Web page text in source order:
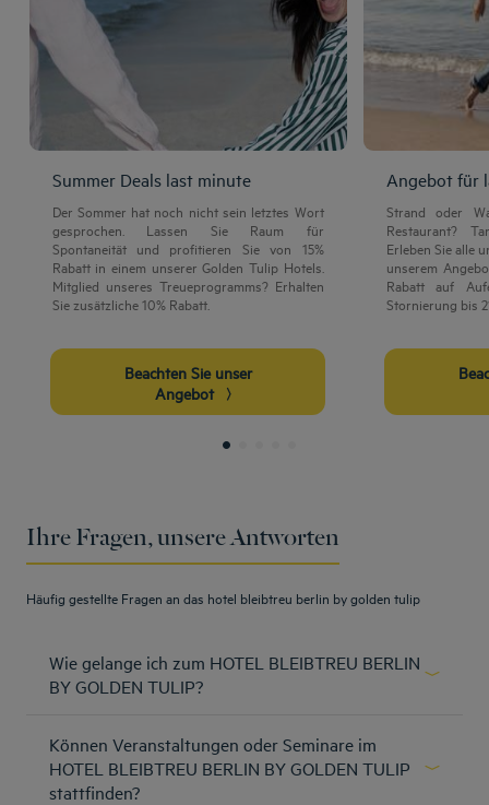
Summer Deals last minute
Der Sommer hat noch nicht sein letztes Wort
gesprochen. Lassen Sie Raum für
Spontaneität und profitieren Sie von 15%
Rabatt in einem unserer Golden Tulip Hotels.
Mitglied unseres Treueprogramms? Erhalten
Sie zusätzliche 10% Rabatt.
Beachten Sie unser
Angebot
Angebot für
Strand oder
Restaurant?
Erleben Sie alle
unserem
Rabatt auf
Stornierung bis
Beachten Sie unser
Ihre Fragen, unsere Antworten
Häufig gestellte Fragen an das hotel bleibtreu berlin by golden tulip
Wie gelange ich zum HOTEL BLEIBTREU BERLIN
BY GOLDEN TULIP?
Richtung Spandau, S7 Richtung Potsdam Hauptbahnhof,
S5 Richtung Westkreuz bis S-Bahnhof Savignyplatz •
direkt in die Bleibtreustraße • nach ca. 500 m liegt das
Können Veranstaltungen oder Seminare im
HOTEL BLEIBTREU BERLIN BY GOLDEN TULIP
stattfinden?